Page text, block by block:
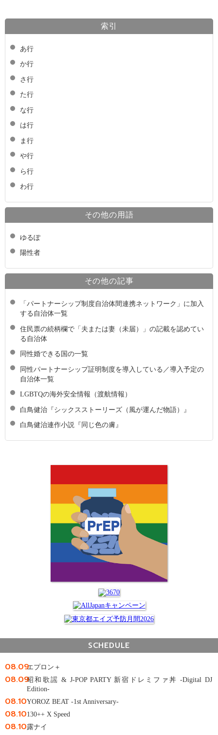
索引
あ行
か行
さ行
た行
な行
は行
ま行
や行
ら行
わ行
その他の用語
ゆるぽ
陽性者
その他の記事
「パートナーシップ制度自治体間連携ネットワーク」に加入
する自治体一覧
住民票の続柄欄で「夫または妻（未届）」の記載を認めてい
る自治体
同性婚できる国の一覧
同性パートナーシップ証明制度を導入している／導入予定の
自治体一覧
LGBTQの海外安全情報（渡航情報）
白鳥健治『シックスストーリーズ（風が運んだ物語）』
白鳥健治連作小説『同じ色の膚』
SCHEDULE
08.09エプロン＋
08.09昭和歌謡 & J-POP PARTY 新宿ドレミファ丼 -Digital DJ
Edition-
08.10YOROZ BEAT -1st Anniversary-
08.10130++ X Speed
08.10露ナイ